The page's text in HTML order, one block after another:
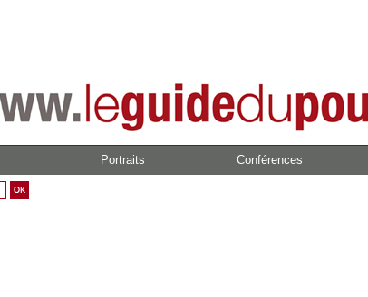
Portraits Conférences